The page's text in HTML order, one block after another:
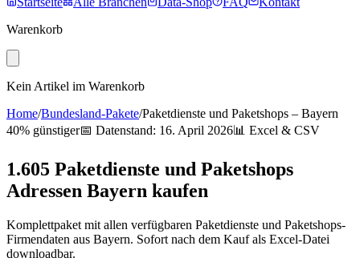
Warenkorb
Kein Artikel im Warenkorb
Home/Bundesland-Pakete/Paketdienste und Paketshops – Bayern
40% günstiger📅 Datenstand: 16. April 2026📊 Excel & CSV
1.605 Paketdienste und Paketshops
Adressen Bayern kaufen
Komplettpaket mit allen verfügbaren Paketdienste und Paketshops-
Firmendaten aus Bayern. Sofort nach dem Kauf als Excel-Datei
downloadbar.